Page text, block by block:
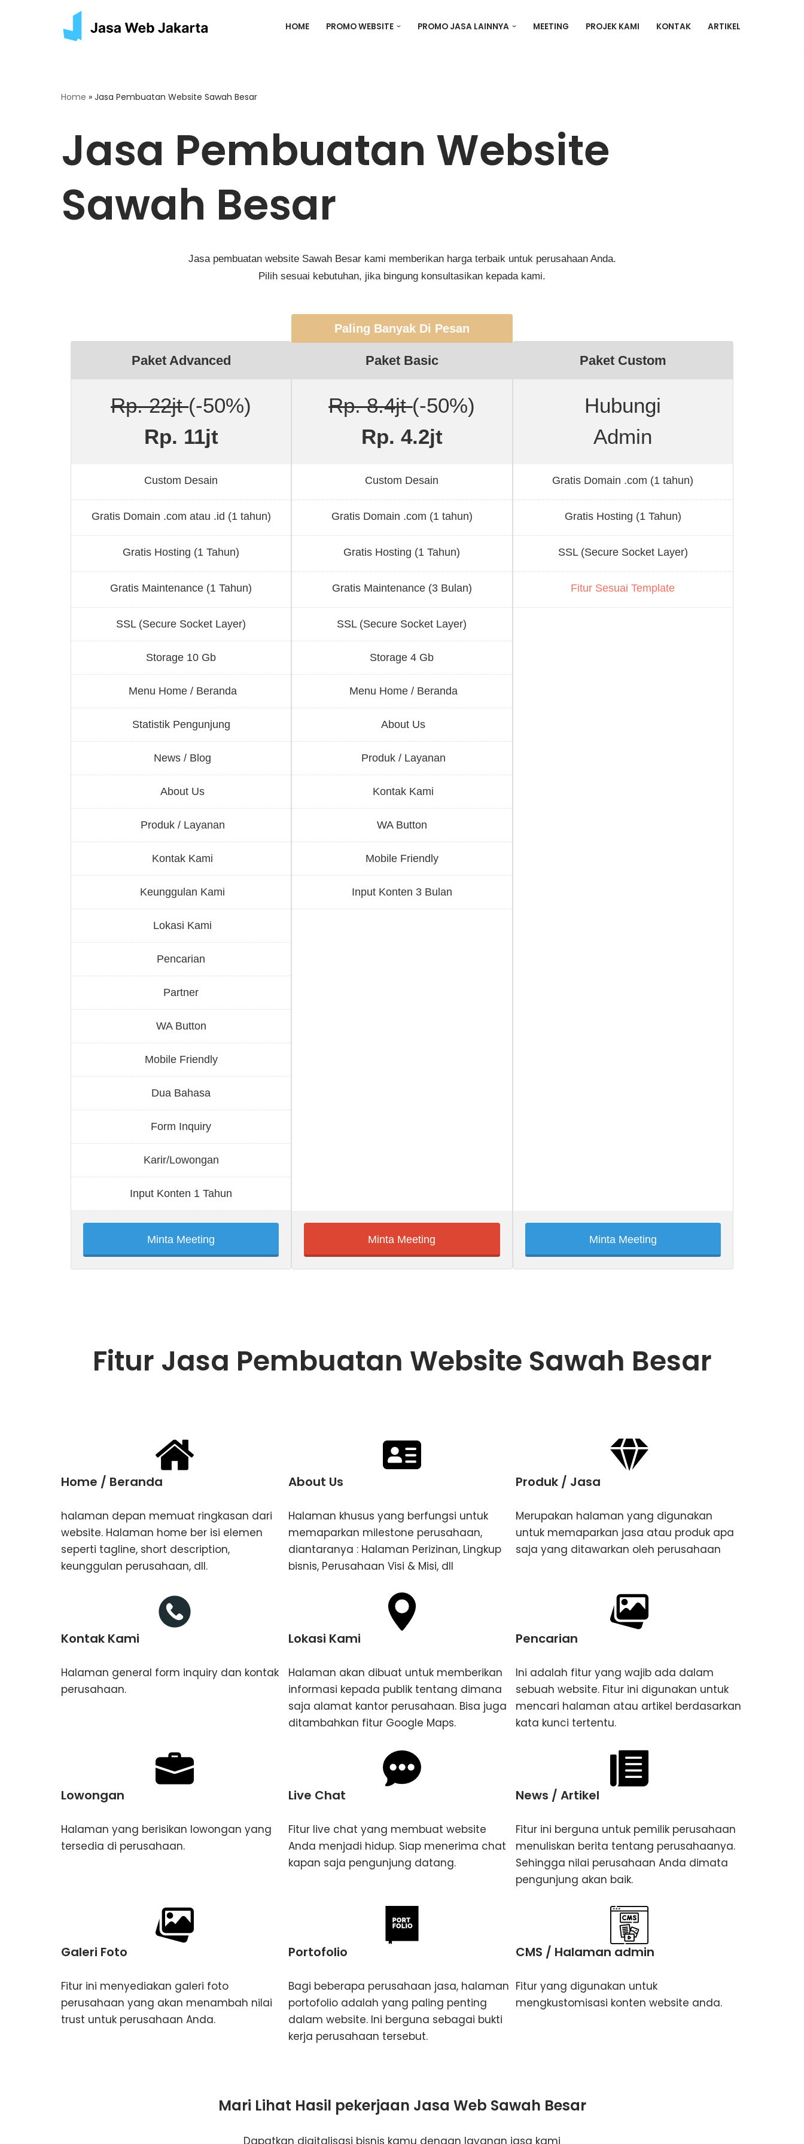
HOME PROMO WEBSITE PROMO JASA LAINNYA MEETING PROJEK KAMI KONTAK ARTIKEL
Home » Jasa Pembuatan Website Sawah Besar
Jasa Pembuatan Website
Sawah Besar
Jasa pembuatan website Sawah Besar kami memberikan harga terbaik untuk perusahaan Anda.
Pilih sesuai kebutuhan, jika bingung konsultasikan kepada kami.
Paket Advanced
Rp. 22jt(-50%)
Rp. 11jt
Custom Desain
Gratis Domain .com atau .id (1 tahun)
Gratis Hosting (1 Tahun)
Gratis Maintenance (1 Tahun)
SSL (Secure Socket Layer)
Storage 10 Gb
Menu Home / Beranda
Statistik Pengunjung
News / Blog
About Us
Produk / Layanan
Kontak Kami
Keunggulan Kami
Lokasi Kami
Pencarian
Partner
WA Button
Mobile Friendly
Dua Bahasa
Form Inquiry
Karir/Lowongan
Input Konten 1 Tahun
Minta Meeting
Paling Banyak Di Pesan
Paket Basic
Rp. 8.4jt(-50%)
Rp. 4.2jt
Custom Desain
Gratis Domain .com (1 tahun)
Gratis Hosting (1 Tahun)
Gratis Maintenance (3 Bulan)
SSL (Secure Socket Layer)
Storage 4 Gb
Menu Home / Beranda
About Us
Produk / Layanan
Kontak Kami
WA Button
Mobile Friendly
Input Konten 3 Bulan
Minta Meeting
Paket Custom
Hubungi
Admin
Gratis Domain .com (1 tahun)
Gratis Hosting (1 Tahun)
SSL (Secure Socket Layer)
Fitur Sesuai Template
Minta Meeting
Fitur Jasa Pembuatan Website Sawah Besar
Home / Beranda
halaman depan memuat ringkasan dari
website. Halaman home ber isi elemen
seperti tagline, ​short description,
keunggulan perusahaan, dll.
About Us
Halaman khusus yang berfungsi untuk
memaparkan milestone perusahaan,
diantaranya : Halaman Perizinan, Lingkup
bisnis, Perusahaan Visi & Misi, dll
Produk / Jasa
Merupakan halaman yang digunakan
untuk memaparkan jasa atau produk apa
saja yang ditawarkan oleh perusahaan
Kontak Kami
Halaman general form inquiry dan kontak
perusahaan.
Lokasi Kami
Halaman akan dibuat untuk memberikan
informasi kepada publik tentang dimana
saja alamat kantor perusahaan. Bisa juga
ditambahkan fitur Google Maps.
Pencarian
Ini adalah fitur yang wajib ada dalam
sebuah website. Fitur ini digunakan untuk
mencari halaman atau artikel berdasarkan
kata kunci tertentu.
Lowongan
Halaman yang berisikan lowongan yang
tersedia di perusahaan.
Live Chat
Fitur live chat yang membuat website
Anda menjadi hidup. Siap menerima chat
kapan saja pengunjung datang.
News / Artikel
Fitur ini berguna untuk pemilik perusahaan
menuliskan berita tentang perusahaanya.
Sehingga nilai perusahaan Anda dimata
pengunjung akan baik.
Galeri Foto
Fitur ini menyediakan galeri foto
perusahaan yang akan menambah nilai
trust untuk perusahaan Anda.
Portofolio
Bagi beberapa perusahaan jasa, halaman
portofolio adalah yang paling penting
dalam website. Ini berguna sebagai bukti
kerja perusahaan tersebut.
CMS / Halaman admin
Fitur yang digunakan untuk
mengkustomisasi konten website anda.
Mari Lihat Hasil pekerjaan Jasa Web Sawah Besar
Dapatkan digitalisasi bisnis kamu dengan layanan jasa kami